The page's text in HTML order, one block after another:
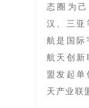
态圈为
汉、三亚
航是国际
航天创新
盟发起
天产业联